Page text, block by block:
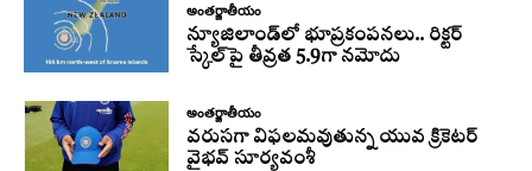
అంతర్జాతీయం
న్యూజిలాండ్‌లో భూప్రకంపనలు.. రిక్టర్‌
స్కేల్‌పై తీవ్రత 5.9గా నమోదు
అంతర్జాతీయం
వరుసగా విఫలమవుతున్న యువ క్రికెటర్
వైభవ్ సూర్యవంశీ